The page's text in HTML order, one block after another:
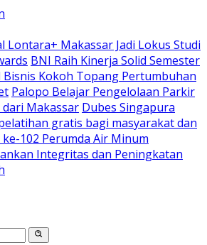
Makassar Jadi Lokus Studi
BNI Raih Kinerja Solid Semester
Bisnis Kokoh Topang Pertumbuhan
Palopo Belajar Pengelolaan Parkir
Makassar Dubes Singapura
gratis bagi masyarakat dan
ke-102 Perumda Air Minum
Integritas dan Peningkatan